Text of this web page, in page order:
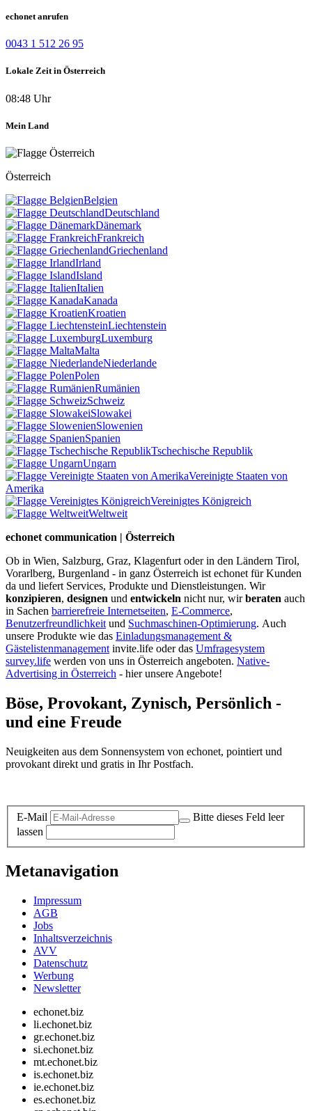
echonet anrufen
0043 1 512 26 95
Lokale Zeit in Österreich
08:48 Uhr
Mein Land
Österreich
Belgien
Deutschland
Dänemark
Frankreich
Griechenland
Irland
Island
Italien
Kanada
Kroatien
Liechtenstein
Luxemburg
Malta
Niederlande
Polen
Rumänien
Schweiz
Slowakei
Slowenien
Spanien
Tschechische Republik
Ungarn
Vereinigte Staaten von
Amerika
Vereinigtes Königreich
Weltweit
echonet communication | Österreich
Ob in Wien, Salzburg, Graz, Klagenfurt oder in den Ländern Tirol,
Vorarlberg, Burgenland - in ganz Österreich ist echonet für Kunden
da und liefert Services, Produkte und Dienstleistungen. Wir
konzipieren, designen und entwickeln nicht nur, wirberaten auch
in Sachen barrierefreie Internetseiten, E-Commerce,
Benutzerfreundlichkeit und Suchmaschinen-Optimierung. Auch
unsere Produkte wie das Einladungsmanagement &
Gästelistenmanagement invite.life oder das Umfragesystem
survey.life werden von uns in Österreich angeboten. Native-
Advertising in Österreich - hier unsere Angebote!
Böse, Provokant, Zynisch, Persönlich -
und eine Freude
Neuigkeiten aus dem Sonnensystem von echonet, pointiert und
provokant direkt und gratis in Ihr Postfach.
E-Mail
Bitte dieses Feld leer
lassen
Metanavigation
Impressum
AGB
Jobs
Inhaltsverzeichnis
AVV
Datenschutz
Werbung
Newsletter
echonet.biz
li.echonet.biz
gr.echonet.biz
si.echonet.biz
mt.echonet.biz
is.echonet.biz
ie.echonet.biz
es.echonet.biz